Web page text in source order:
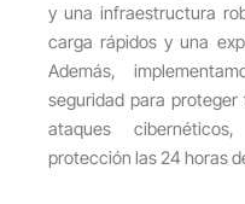
y una infraestructura
carga rápidos y una
Además,
seguridad para
ataques
protección las 24 horas